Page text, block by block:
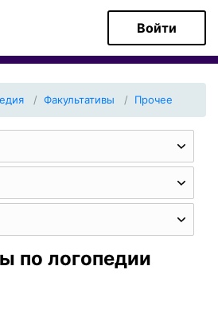
Войти
Факультативы Прочее
по логопедии